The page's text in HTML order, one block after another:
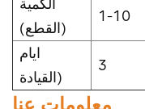
الكمية
(القطع)
1-10
ايام
القيادة)
3
معلومات عنا